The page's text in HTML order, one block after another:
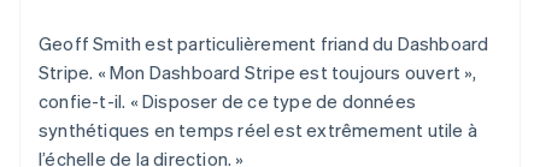
Geoff Smith est particulièrement friand du Dashboard
Stripe. « Mon Dashboard Stripe est toujours ouvert »,
confie-t-il. « Disposer de ce type de données
synthétiques en temps réel est extrêmement utile à
l’échelle de la direction. »